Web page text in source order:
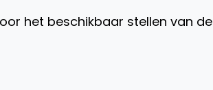
het beschikbaar stellen van de